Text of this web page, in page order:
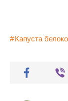
Капуста